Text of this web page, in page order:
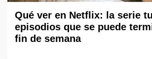
Qué ver en Netflix: la serie
episodios que se puede
fin de semana